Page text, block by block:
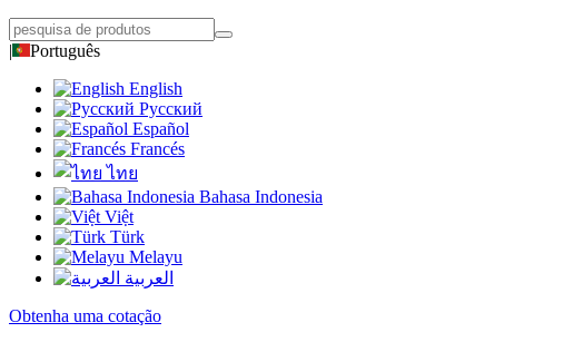
|
Português
English
Русский
Español
Francés
ไทย
Bahasa Indonesia
Việt
Türk
Melayu
العربية
Obtenha uma cotação